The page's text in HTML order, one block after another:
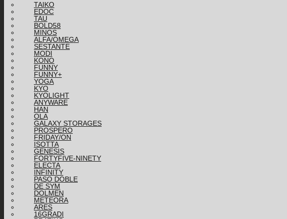
TAIKO
EDOC
TAU
BOLD58
MINOS
ALFA/OMEGA
SESTANTE
MODI
KONO
FUNNY
FUNNY+
YOGA
KYO
KYOLIGHT
ANYWARE
HAN
OLA
GALAXY STORAGES
PROSPERO
FRIDAY/ON
ISOTTA
GENESIS
FORTYFIVE-NINETY
ELECTA
INFINITY
PASO DOBLE
DE SYM
DOLMEN
METEORA
ARES
16GRADI